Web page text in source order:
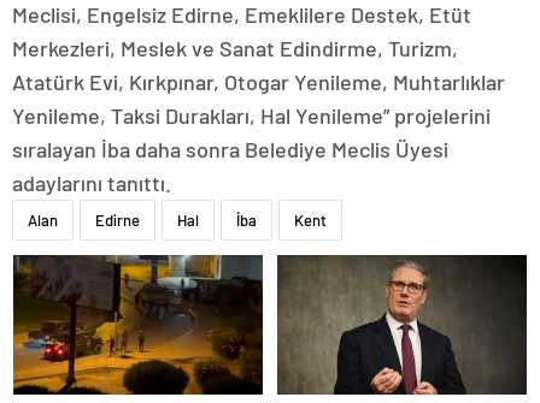
Meclisi, Engelsiz Edirne, Emeklilere Destek, Etüt
Merkezleri, Meslek ve Sanat Edindirme, Turizm,
Atatürk Evi, Kırkpınar, Otogar Yenileme, Muhtarlıklar
Yenileme, Taksi Durakları, Hal Yenileme” projelerini
sıralayan İba daha sonra Belediye Meclis Üyesi
adaylarını tanıttı.
Alan Edirne Hal İba Kent